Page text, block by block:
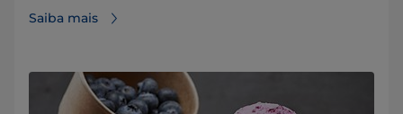
Saiba mais